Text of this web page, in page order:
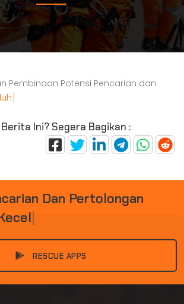
Pembinaan Potensi Pencarian dan
Ini? Segera Bagikan :
CARIAN DAN PERTOLONGAN
ECEL
RESCUE APPS